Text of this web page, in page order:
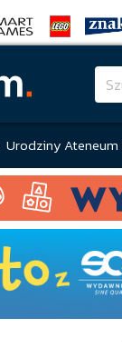
Urodziny Ateneum